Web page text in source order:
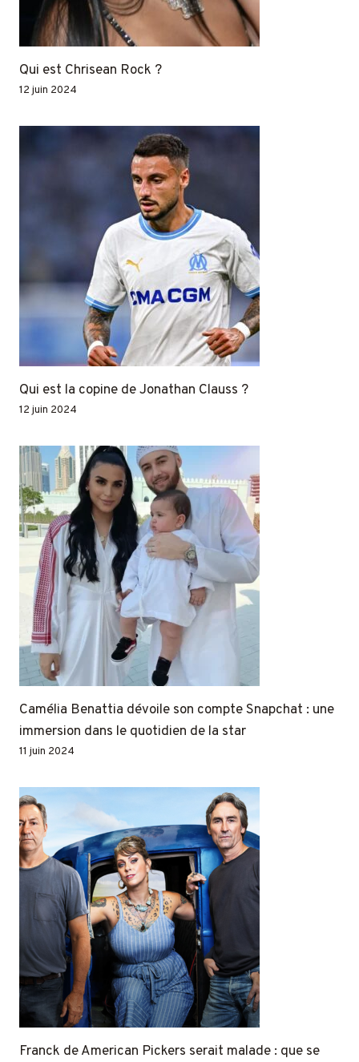
Qui est Chrisean Rock ?
12 juin 2024
Qui est la copine de Jonathan Clauss ?
12 juin 2024
Camélia Benattia dévoile son compte Snapchat : une
immersion dans le quotidien de la star
11 juin 2024
Franck de American Pickers serait malade : que se